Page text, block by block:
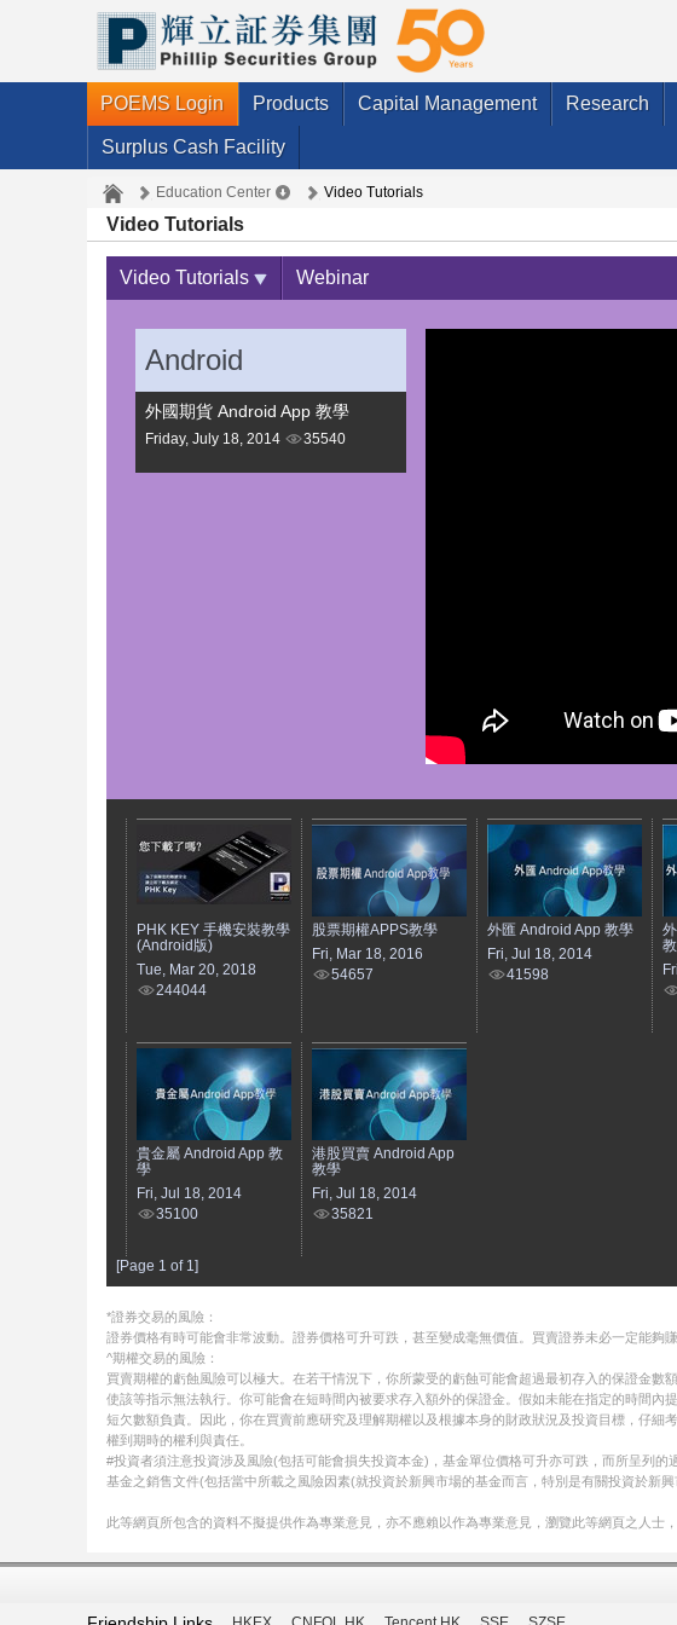
POEMS Login Products Capital Management Research
Surplus Cash Facility
Education Center Video Tutorials
Video Tutorials
Video Tutorials Webinar
Android
外國期貨 Android App 教學
Friday, July 18, 2014 35540
PHK KEY 手機安裝教學
(Android版)
Tue, Mar 20, 2018
244044
股票期權APPS教學
Fri, Mar 18, 2016
54657
外匯 Android App 教學
Fri, Jul 18, 2014
41598
貴金屬 Android App 教
學
Fri, Jul 18, 2014
35100
港股買賣 Android App
教學
Fri, Jul 18, 2014
35821
[Page 1 of 1]
*證券交易的風險：
證券價格有時可能會非常波動。證券價格可升可跌，甚至變成毫無價值。買賣證券未必一定能夠
^期權交易的風險：
買賣期權的虧蝕風險可以極大。在若干情況下，你所蒙受的虧蝕可能會超過最初存入的保證金數
使該等指示無法執行。你可能會在短時間內被要求存入額外的保證金。假如未能在指定的時間
短欠數額負責。因此，你在買賣前應研究及理解期權以及根據本身的財政狀況及投資目標，仔
權到期時的權利與責任。
#投資者須注意投資涉及風險(包括可能會損失投資本金)，基金單位價格可升亦可跌，而所呈列
基金之銷售文件(包括當中所載之風險因素(就投資於新興市場的基金而言，特別是有關投資於新興
此等網頁所包含的資料不擬提供作為專業意見，亦不應賴以作為專業意見，瀏覽此等網頁之人士